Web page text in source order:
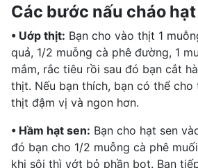
Các bước nấu cháo
• Uớp thịt: Bạn cho vào thịt 1
quả, 1/2 muỗng cà phê đường, 1
mắm, rắc tiêu rồi sau đó bạn cắt
thịt. Nếu bạn thích, bạn có thể cho
thịt đậm vị và ngon hơn.
• Hầm hạt sen: Bạn cho hạt sen
đó bạn cho 1/2 muỗng cà phê
khi sôi thì vớt bỏ phần bọt. Bạn